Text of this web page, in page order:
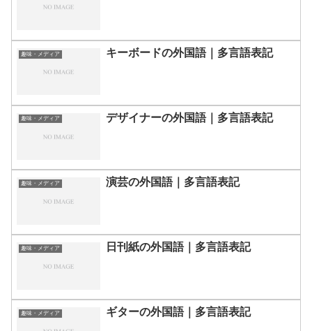
趣味・メディア キーボードの外国語｜多言語表記
趣味・メディア デザイナーの外国語｜多言語表記
趣味・メディア 演芸の外国語｜多言語表記
趣味・メディア 日刊紙の外国語｜多言語表記
趣味・メディア ギターの外国語｜多言語表記